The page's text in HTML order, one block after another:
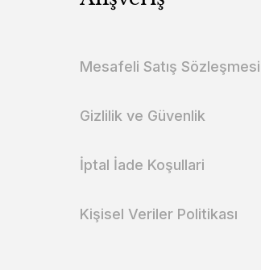
Mesafeli Satış Sözleşmesi
Gizlilik ve Güvenlik
İptal İade Koşullari
Kişisel Veriler Politikası